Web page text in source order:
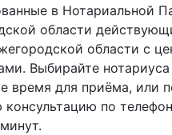
в Нотариальной
области
области с
Выбирайте нотариуса
время для приёма, или
консультацию по